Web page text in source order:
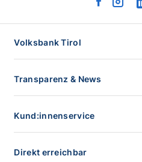
facebook
Volksbank Tirol
Transparenz & News
Kund:innenservice
Direkt erreichbar